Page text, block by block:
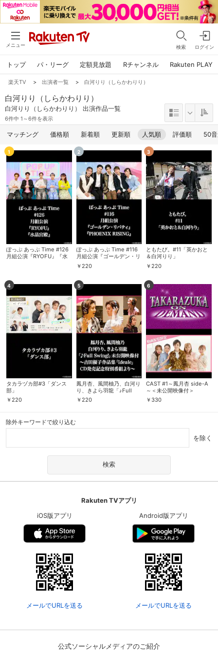
メニュー 検索 ログイン
トップ パ・リーグ 定額見放題 Rチャンネル Rakuten PLAY
楽天TV > 出演者一覧 > 白河りり（しらかわりり）
白河りり（しらかわりり）
白河りり（しらかわりり） 出演作品一覧
6件中 1～6件を表示
マッチング 価格順 新着順 更新順 人気順 評価順 50
1
ぽっぷ あっぷ Time #126
月組公演『RYOFU』『水
2
ぽっぷ あっぷ Time #116
月組公演『ゴールデン・リ
バティ』『PHOENIX
RISING』
￥220
3
ともたび。#11「英かおと
＆白河りり」
￥220
4
タカラヅカ部#3「ダンス
部」
￥220
5
鳳月杏、風間柚乃、白河り
り、きよら羽龍「♪Full
Swing!」未公開映像付～
吉田優子作品集「Ideale」
￥220
6
CAST #1～鳳月杏 side-A
～＜未公開映像付＞
￥ 330
除外キーワードで絞り込む
を除く
Rakuten TVアプリ
iOS版アプリ
メールでURLを送る
Android版アプリ
メールでURLを送る
公式ソーシャルメディアのご紹介